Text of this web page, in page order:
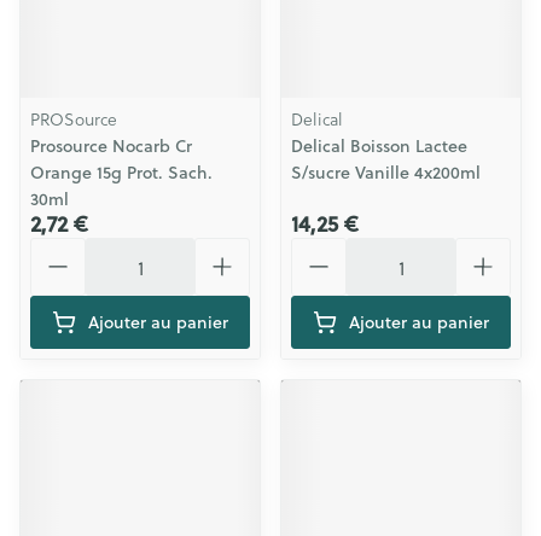
PROSource
Prosource Nocarb Cr
Orange 15g Prot. Sach.
30ml
2,72 €
Ajouter au panier
Delical
Delical Boisson Lactee
S/sucre Vanille 4x200ml
14,25 €
Ajouter au panier